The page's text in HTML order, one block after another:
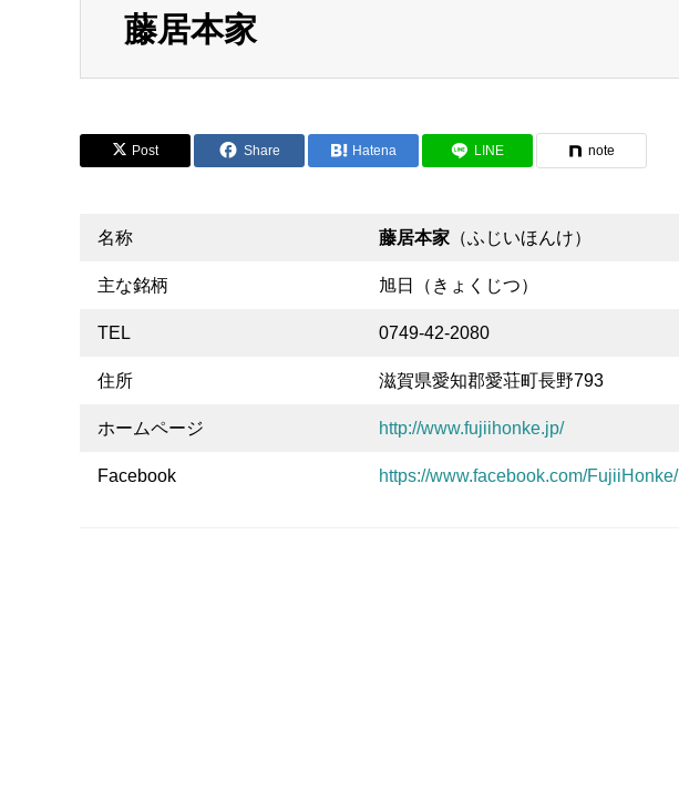
藤居本家
Post Share Hatena LINE note
名称 藤居本家 （ふじいほんけ）
主な銘柄 旭日（きょくじつ）
TEL 0749-42-2080
住所 滋賀県愛知郡愛荘町長野793
ホームページ http://www.fujiihonke.jp/
Facebook https://www.facebook.com/FujiiHonke/